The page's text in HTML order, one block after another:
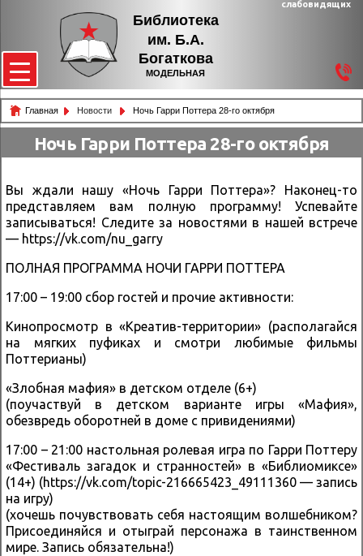
Библиотека
им. Б.А.
Богаткова
МОДЕЛЬНАЯ
слабовидящих
Главная Новости Ночь Гарри Поттера 28-го октября
Ночь Гарри Поттера 28-го октября
Вы ждали нашу «Ночь Гарри Поттера»? Наконец-то
представляем вам полную программу! Успевайте
записываться! Следите за новостями в нашей встрече
— https://vk.com/nu_garry
ПОЛНАЯ ПРОГРАММА НОЧИ ГАРРИ ПОТТЕРА
17:00 – 19:00 сбор гостей и прочие активности:
Кинопросмотр в «Креатив-территории» (располагайся
на мягких пуфиках и смотри любимые фильмы
Поттерианы)
«Злобная мафия» в детском отделе (6+)
(поучаствуй в детском варианте игры «Мафия»,
обезвредь оборотней в доме с привидениями)
17:00 – 21:00 настольная ролевая игра по Гарри Поттеру
«Фестиваль загадок и странностей» в «Библиомиксе»
(14+) (https://vk.com/topic-216665423_49111360 — запись
на игру)
(хочешь почувствовать себя настоящим волшебником?
Присоединяйся и отыграй персонажа в таинственном
мире. Запись обязательна!)